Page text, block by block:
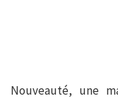
Nouveauté, une